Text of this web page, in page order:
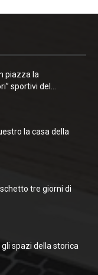
piazza la
sportivi del...
la casa della
tre giorni di
spazi della storica